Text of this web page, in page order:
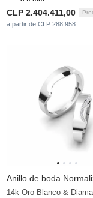
CLP 2.404.411,00
a partir de CLP 288.958
Anillo de boda